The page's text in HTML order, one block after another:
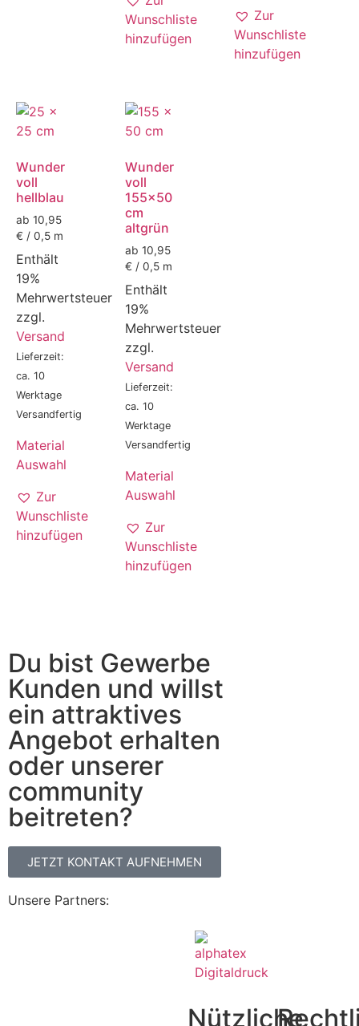
Wunschliste
hinzufügen
Zur
Wunschliste
hinzufügen
Wunder
voll
hellblau
ab 10,95
€ / 0,5 m
Enthält
19%
Mehrwertsteuer
zzgl.
Versand
Lieferzeit:
ca. 10
Werktage
Versandfertig
Material
Auswahl
Zur
Wunschliste
hinzufügen
Wunder
voll
155x50
cm
altgrün
ab 10,95
€ / 0,5 m
Enthält
19%
Mehrwertsteuer
zzgl.
Versand
Lieferzeit:
ca. 10
Werktage
Versandfertig
Material
Auswahl
Zur
Wunschliste
hinzufügen
Du bist Gewerbe
Kunden und willst
ein attraktives
Angebot erhalten
oder unserer
community
beitreten?
JETZT KONTAKT AUFNEHMEN
Unsere Partners:
Nützliche